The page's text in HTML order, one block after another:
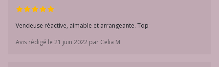
Vendeuse réactive, aimable et arrangeante. Top
Avis rédigé le 21 juin 2022 par Celia M